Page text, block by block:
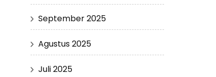
September 2025
Agustus 2025
Juli 2025